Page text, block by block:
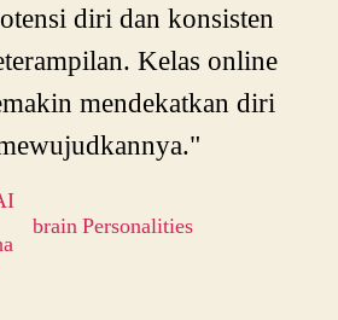
diri dan konsisten
Kelas online
mendekatkan diri
brain Personalities